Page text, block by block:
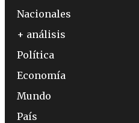
Nacionales
+ análisis
Política
Economía
Mundo
País